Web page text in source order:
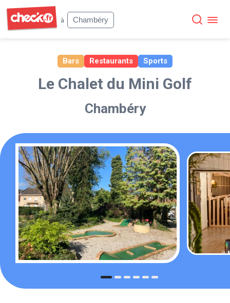
à
Chambéry
Bars Restaurants Sports
Le Chalet du Mini Golf
Chambéry